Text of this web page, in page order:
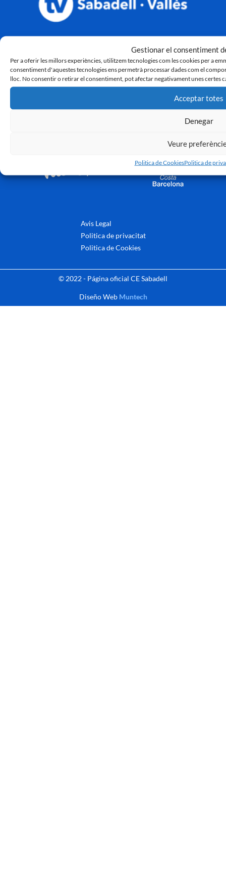
Gestionar el consentiment
Per a oferir les millors experiències, utilitzem tecnologies com les cookies per a
consentiment d'aquestes tecnologies ens permetrà processar dades com el
lloc. No consentir o retirar el consentiment, pot afectar negativament unes certes
Acceptar totes
Denegar
Veure
Politica de CookiesPolitica de
Avis Legal
Politica de privacitat
Politica de Cookies
© 2022 - Página oficial CE Sabadell
Diseño Web Muntech